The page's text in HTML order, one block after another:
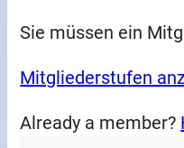
Sie müssen ein
Mitgliederstufen
Already a member?